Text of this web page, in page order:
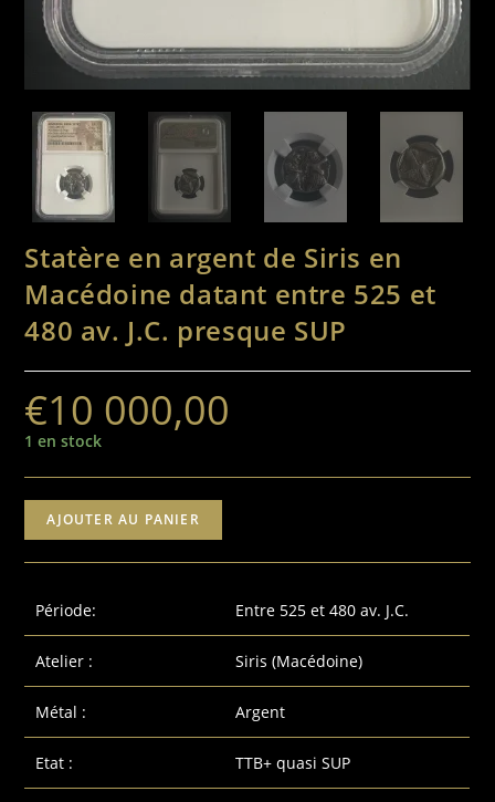
Statère en argent de Siris en
Macédoine datant entre 525 et
480 av. J.C. presque SUP
€10 000,00
1 en stock
AJOUTER AU PANIER
Période: Entre 525 et 480 av. J.C.
Atelier : Siris (Macédoine)
Métal : Argent
Etat : TTB+ quasi SUP